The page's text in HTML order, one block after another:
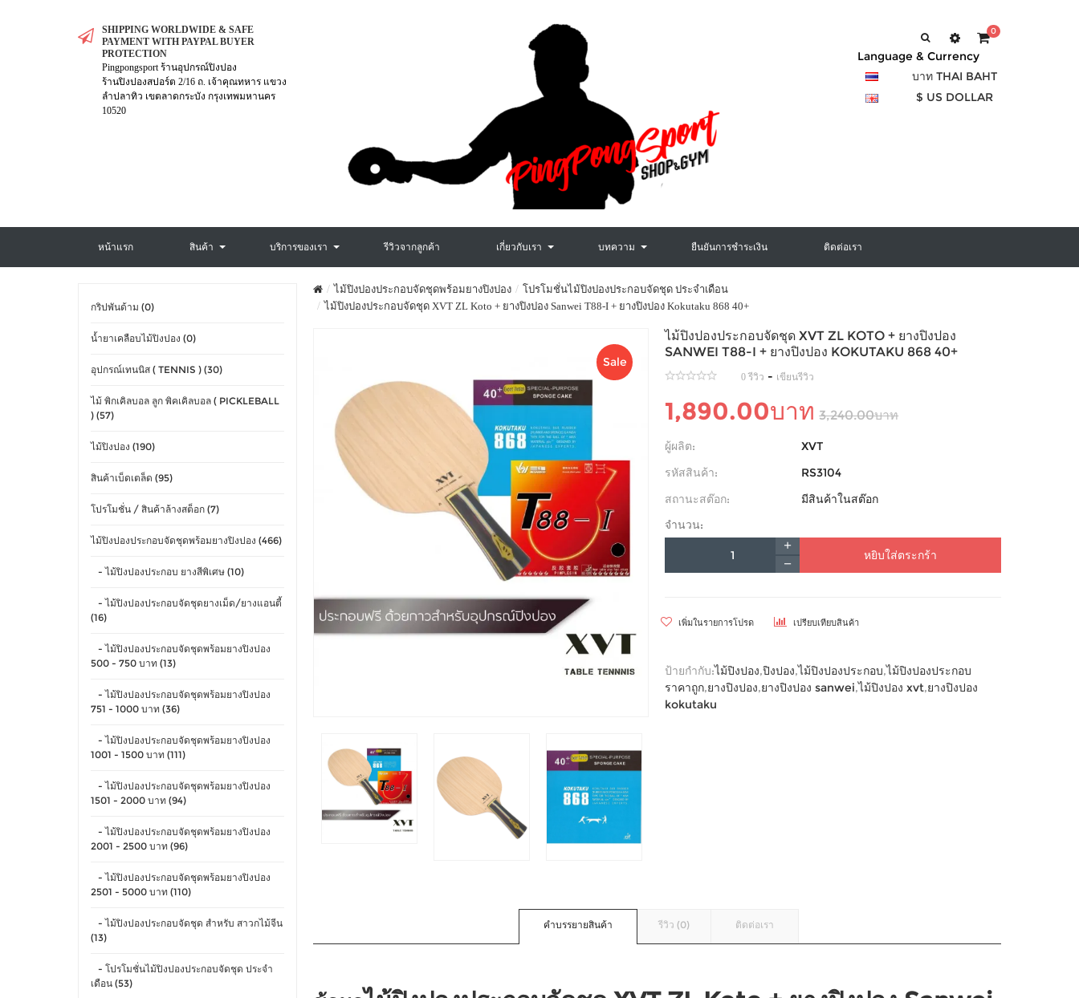
SHIPPING WORLDWIDE & SAFE
PAYMENT WITH PAYPAL BUYER
PROTECTION
Pingpongsport ร้านอุปกรณ์ปิงปอง
ร้านปิงปองสปอร์ต 2/16 ถ. เจ้าคุณทหาร แขวง
ลำปลาทิว เขตลาดกระบัง กรุงเทพมหานคร
10520
0
Language & Currency
บาท THAI BAHT
$ US DOLLAR
หน้าแรก สินค้า บริการของเรา รีวิวจากลูกค้า เกี่ยวกับเรา บทความ ยืนยันการชำระเงิน ติดต่อเรา
กริปพันด้าม (0)
น้ำยาเคลือบไม้ปิงปอง (0)
อุปกรณ์เทนนิส ( TENNIS ) (30)
ไม้ พิกเคิลบอล ลูก พิคเคิลบอล ( PICKLEBALL
) (57)
ไม้ปิงปอง (190)
สินค้าเบ็ดเตล็ด (95)
โปรโมชั่น / สินค้าล้างสต็อก (7)
ไม้ปิงปองประกอบจัดชุดพร้อมยางปิงปอง (466)
- ไม้ปิงปองประกอบ ยางสีพิเศษ (10)
- ไม้ปิงปองประกอบจัดชุดยางเม็ด/ยางแอนตี้
(16)
- ไม้ปิงปองประกอบจัดชุดพร้อมยางปิงปอง
500 - 750 บาท (13)
- ไม้ปิงปองประกอบจัดชุดพร้อมยางปิงปอง
751 - 1000 บาท (36)
- ไม้ปิงปองประกอบจัดชุดพร้อมยางปิงปอง
1001 - 1500 บาท (111)
- ไม้ปิงปองประกอบจัดชุดพร้อมยางปิงปอง
1501 - 2000 บาท (94)
- ไม้ปิงปองประกอบจัดชุดพร้อมยางปิงปอง
2001 - 2500 บาท (96)
- ไม้ปิงปองประกอบจัดชุดพร้อมยางปิงปอง
2501 - 5000 บาท (110)
- ไม้ปิงปองประกอบจัดชุด สำหรับ สาวกไม้จีน
(13)
- โปรโมชั่นไม้ปิงปองประกอบจัดชุด ประจำ
เดือน (53)
ไม้ปิงปองประกอบจัดชุดพร้อมยางปิงปอง
โปรโมชั่นไม้ปิงปองประกอบจัดชุด ประจำเดือน
ไม้ปิงปองประกอบจัดชุด XVT ZL Koto + ยางปิงปอง Sanwei T88-I + ยางปิงปอง Kokutaku 868 40+
Sale
ไม้ปิงปองประกอบจัดชุด XVT ZL KOTO + ยางปิงปอง
SANWEI T88-I + ยางปิงปอง KOKUTAKU 868 40+
0 รีวิว - เขียนรีวิว
1,890.00บาท 3,240.00บาท
ผู้ผลิต:
XVT
รหัสสินค้า:
RS3104
สถานะสต๊อก:
มีสินค้าในสต๊อก
จำนวน:
หยิบใส่ตระกร้า
เพิ่มในรายการโปรด เปรียบเทียบสินค้า
ป้ายกำกับ:ไม้ปิงปอง,ปิงปอง,ไม้ปิงปองประกอบ,ไม้ปิงปองประกอบ
ราคาถูก,ยางปิงปอง,ยางปิงปอง sanwei,ไม้ปิงปอง xvt,ยางปิงปอง
kokutaku
คำบรรยายสินค้า รีวิว (0) ติดต่อเรา